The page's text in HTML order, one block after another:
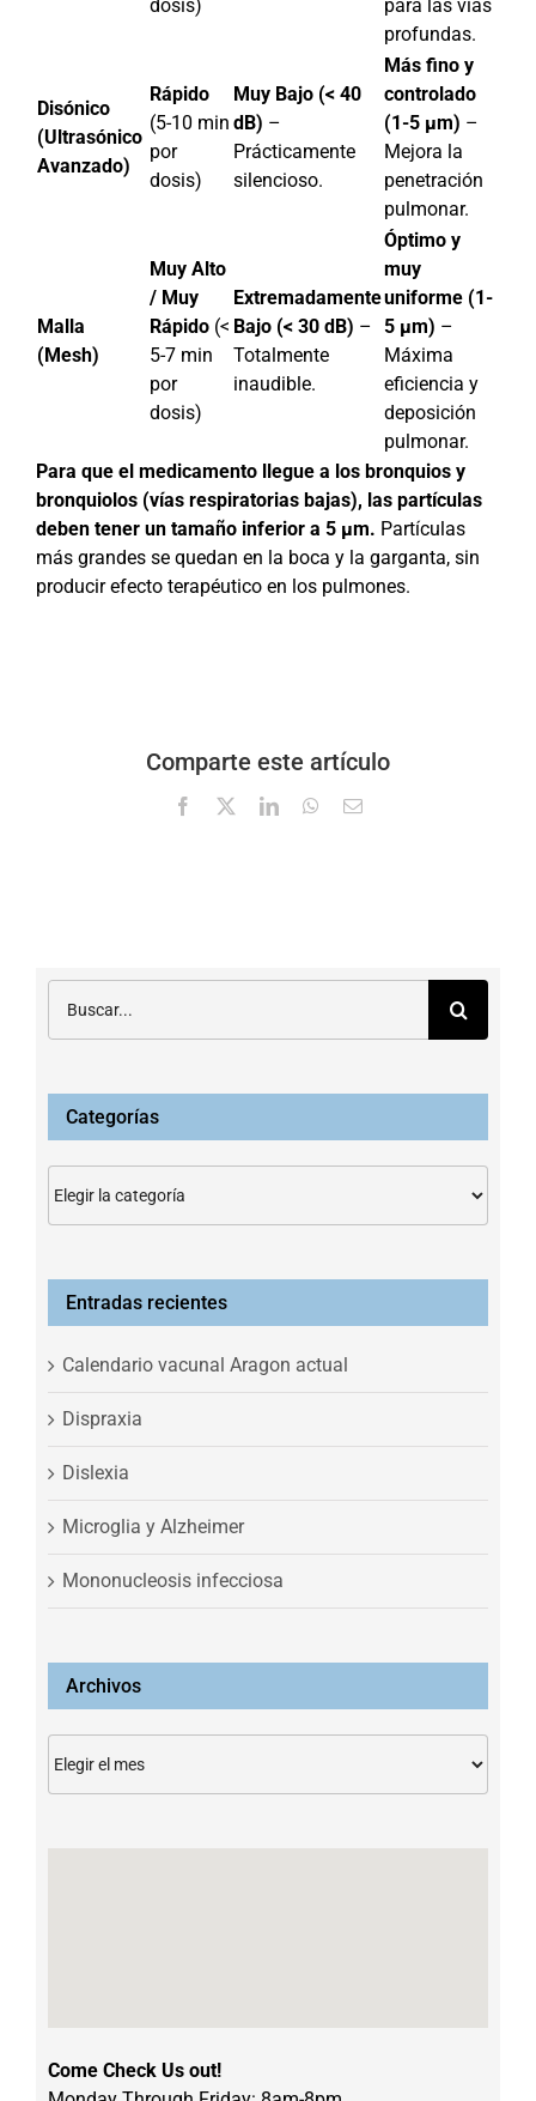
dosis)
para las vías
profundas.
Disónico
(Ultrasónico
Avanzado)
Rápido
(5-10 min
por
dosis)
Muy Bajo (< 40
dB) –
Prácticamente
silencioso.
Más fino y
controlado
(1-5 µm) –
Mejora la
penetración
pulmonar.
Malla
(Mesh)
Muy Alto
/ Muy
Rápido(<
5-7 min
por
dosis)
Extremadamente
Bajo (< 30 dB) –
Totalmente
inaudible.
Óptimo y
muy
uniforme (1-
5 µm) –
Máxima
eficiencia y
deposición
pulmonar.
Para que el medicamento llegue a los bronquios y
bronquiolos (vías respiratorias bajas), las partículas
deben tener un tamaño inferior a 5 µm. Partículas
más grandes se quedan en la boca y la garganta, sin
producir efecto terapéutico en los pulmones.
Comparte este artículo
Facebook LinkedInWhatsApp
Correo
Categorías
Entradas recientes
Calendario vacunal Aragon actual
Dispraxia
Dislexia
Microglia y Alzheimer
Mononucleosis infecciosa
Archivos
Come Check Us out!